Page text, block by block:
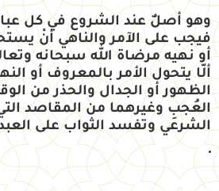
وهو أصلٌ عند الشروع في كل
فيجب على الآمر والناهي أنْ
أو نهيه مرضاة الله سبحانه
ألّا يتحول الأمر بالمعروف أو
الظهور أو الجدال والحذر من
العُجبِ وغيرهما من المقاصد
الشرعي وتفسد الثواب على